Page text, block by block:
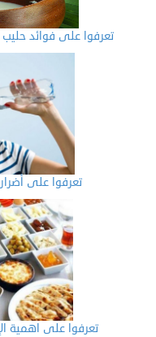
تعرفوا على فوائد
تعرفوا على
تعرفوا على اهمية